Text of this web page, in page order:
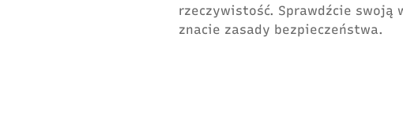
rzeczywistość. Sprawdźcie swoją
znacie zasady bezpieczeństwa.